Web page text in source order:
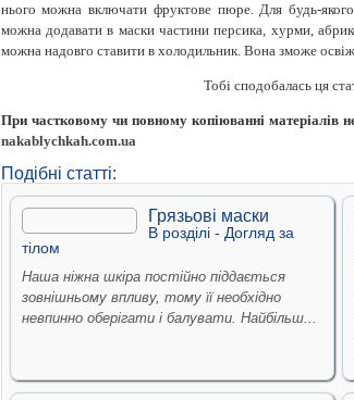
нього можна включати фруктове пюре. Для будь-
можна додавати в маски частини персика, хурми,
можна надовго ставити в холодильник. Вона зможе
Тобі сподобалась ця
При частковому чи повному копіюванні матеріалів
nakablychkah.com.ua
Подібні статті:
Грязьові маски
В рoздiлi - Догляд за
тiлом
Наша ніжна шкіра постійно піддається
зовнішньому впливу, тому її необхідно
невпинно оберігати і балувати. Найбільш...